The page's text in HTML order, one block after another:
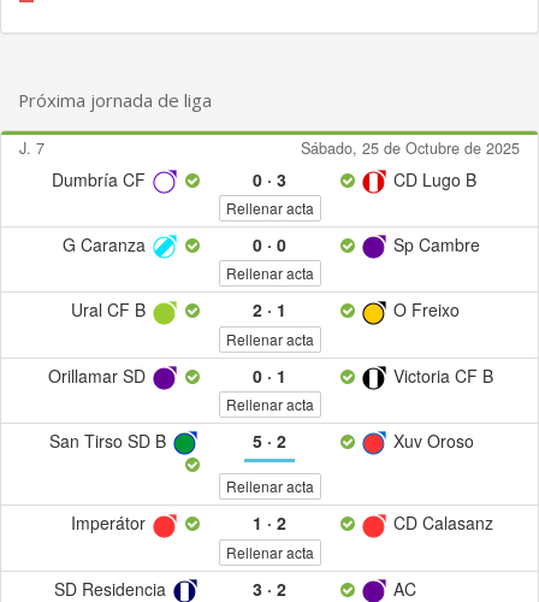
Próxima jornada de liga
J. 7 Sábado, 25 de Octubre de 2025
Dumbría CF 0· 3 CD Lugo B
Rellenar acta
G Caranza 0· 0 Sp Cambre
Rellenar acta
Ural CF B 2· 1 O Freixo
Rellenar acta
Orillamar SD 0· 1 Victoria CF B
Rellenar acta
San Tirso SD B 5· 2 Xuv Oroso
Rellenar acta
Imperátor 1 · 2 CD Calasanz
Rellenar acta
SD Residencia 3· 2
AC